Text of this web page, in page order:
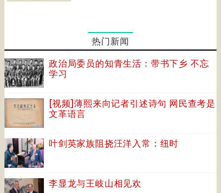
热门新闻
政治局委员的知青生活：带书下乡 不忘
学习
[视频]薄熙来向记者引述诗句 网民查考是
文革语言
叶剑英家族阻挠汪洋入常：纽时
李显龙与王岐山相见欢